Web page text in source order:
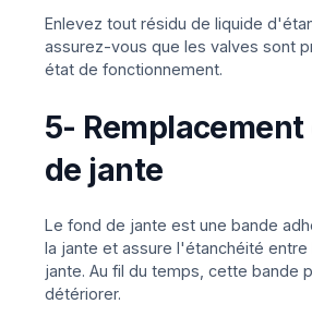
Enlevez tout résidu de liquide
assurez-vous que les valves sont
état de fonctionnement.
5-
de jante
Le fond de jante est une bande
la jante et assure l'étanchéité entre
jante. Au fil du temps, cette bande
détériorer.